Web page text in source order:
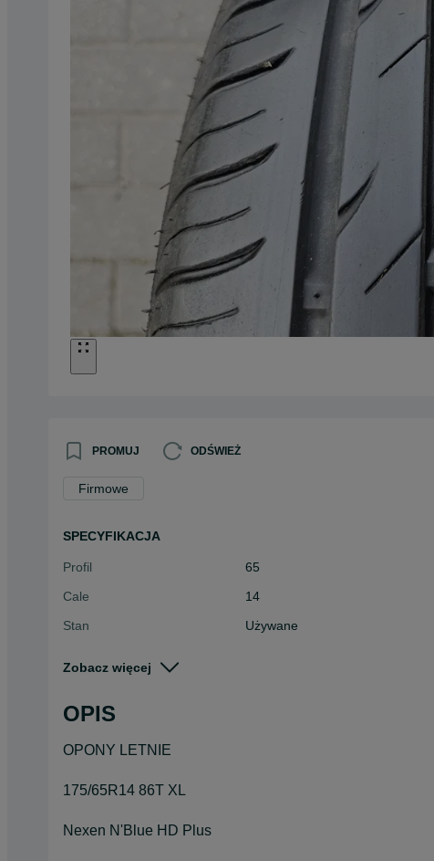
PROMUJ ODŚWIEŻ
Firmowe
SPECYFIKACJA
Profil
65
Cale
14
Stan
Używane
Szerokość
Zobacz więcej
OPIS
OPONY LETNIE
175/65R14 86T XL
Nexen N'Blue HD Plus